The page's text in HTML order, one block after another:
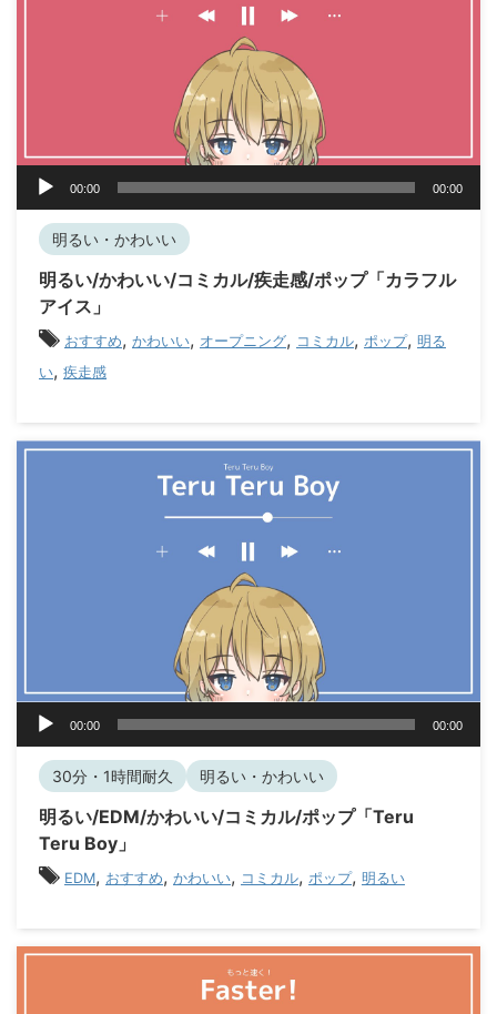
00:00 00:00
明るい・かわいい
明るい/かわいい/コミカル/疾走感/ポップ「カラフル
アイス」
おすすめ, かわいい, オープニング, コミカル, ポップ, 明る
い, 疾走感
00:00 00:00
30分・1時間耐久 明るい・かわいい
明るい/EDM/かわいい/コミカル/ポップ「Teru
Teru Boy」
EDM, おすすめ, かわいい, コミカル, ポップ, 明るい